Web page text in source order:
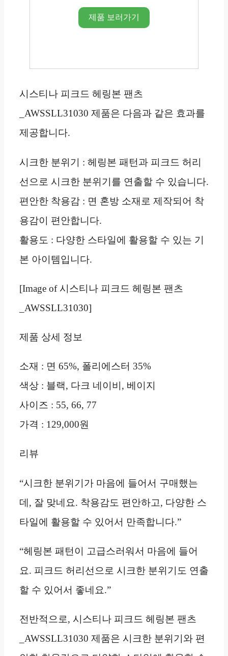
제품 보러가기
시스티나 피크드 헤링본 팬츠
_AWSSLL31030 제품은 다음과 같은 효과를
제공합니다.
시크한 분위기 : 헤링본 패턴과 피크드 허리
선으로 시크한 분위기를 연출할 수 있습니다.
편안한 착용감 : 면 혼방 소재로 제작되어 착
용감이 편안합니다.
활용도 : 다양한 스타일에 활용할 수 있는 기
본 아이템입니다.
[Image of 시스티나 피크드 헤링본 팬츠
_AWSSLL31030]
제품 상세 정보
소재 : 면 65%, 폴리에스터 35%
색상 : 블랙, 다크 네이비, 베이지
사이즈 : 55, 66, 77
가격 : 129,000원
리뷰
“시크한 분위기가 마음에 들어서 구매했는
데, 잘 맞네요. 착용감도 편안하고, 다양한 스
타일에 활용할 수 있어서 만족합니다.”
“헤링본 패턴이 고급스러워서 마음에 들어
요. 피크드 허리선으로 시크한 분위기도 연출
할 수 있어서 좋네요.”
전반적으로, 시스티나 피크드 헤링본 팬츠
_AWSSLL31030 제품은 시크한 분위기와 편